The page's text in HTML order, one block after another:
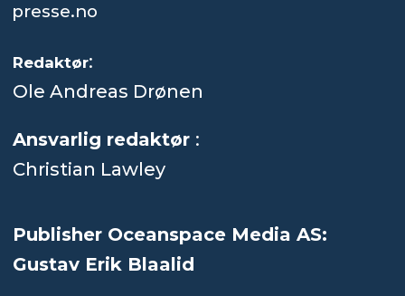
presse.no
Redaktør:
Ole Andreas Drønen
Ansvarlig redaktør :
Christian Lawley
Publisher Oceanspace Media AS:
Gustav Erik Blaalid